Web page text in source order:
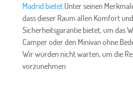
Madrid bietet. Unter seinen
dass dieser Raum allen Komfort
Sicherheitsgarantie bietet, um das
Camper oder den Minivan ohne
Wir würden nicht warten, um die
vorzunehmen